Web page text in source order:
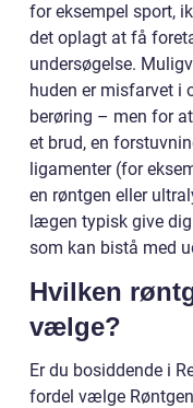
for eksempel sport,
det oplagt at få
undersøgelse.
huden er misfarvet i
berøring – men for
et brud, en
ligamenter (for
en røntgen eller
lægen typisk give
som kan bistå med
Hvilken
vælge?
Er du bosiddende i
fordel vælge